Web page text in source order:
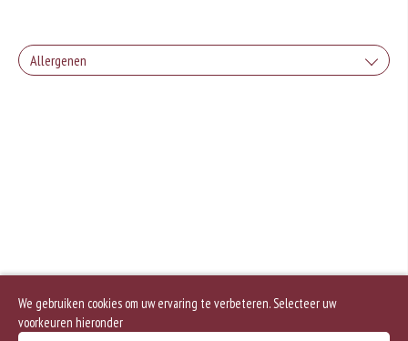
Allergenen
We gebruiken cookies om uw ervaring te verbeteren. Selecteer uw
voorkeuren hieronder